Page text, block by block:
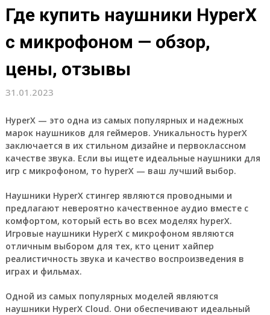
Где купить наушники HyperX
с микрофоном — обзор,
цены, отзывы
31.01.2023
HyperX — это одна из самых популярных и надежных
марок наушников для геймеров. Уникальность hyperX
заключается в их стильном дизайне и первоклассном
качестве звука. Если вы ищете идеальные наушники для
игр с микрофоном, то hyperX — ваш лучший выбор.
Наушники HyperX стингер являются проводными и
предлагают невероятно качественное аудио вместе с
комфортом, который есть во всех моделях hyperX.
Игровые наушники HyperX с микрофоном являются
отличным выбором для тех, кто ценит хайпер
реалистичность звука и качество воспроизведения в
играх и фильмах.
Одной из самых популярных моделей являются
наушники HyperX Cloud. Они обеспечивают идеальный